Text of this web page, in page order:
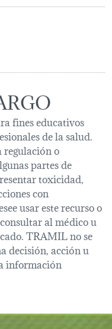
fines educativos
de la salud.
regulación o
partes de
toxicidad,
con
usar este recurso o
al médico u
TRAMIL no se
decisión, acción u
información